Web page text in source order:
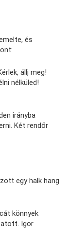
és
állj meg!
nélküled!
irányba
Két rendőr
egy halk hang
könnyek
Igor